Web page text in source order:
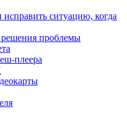
ситуацию, когда
решения проблемы
плеера